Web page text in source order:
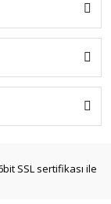
SSL sertifikası ile